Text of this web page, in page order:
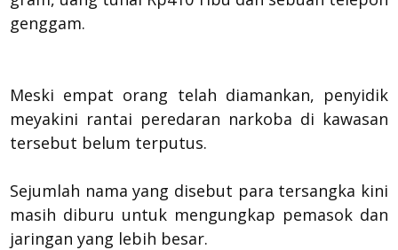
genggam.
Meski empat orang telah diamankan, penyidik
meyakini rantai peredaran narkoba di kawasan
tersebut belum terputus.
Sejumlah nama yang disebut para tersangka kini
masih diburu untuk mengungkap pemasok dan
jaringan yang lebih besar.